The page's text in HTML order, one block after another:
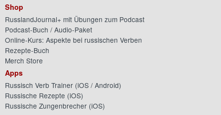
Shop
RusslandJournal+ mit Übungen zum Podcast
Podcast-Buch / Audio-Paket
Online-Kurs: Aspekte bei russischen Verben
Rezepte-Buch
Merch Store
Apps
Russisch Verb Trainer (iOS / Android)
Russische Rezepte (iOS)
Russische Zungenbrecher (iOS)